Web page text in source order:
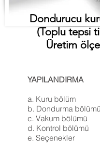
Dondurucu
(Toplu tepsi
Üretim
YAPILANDIRMA
a. Kuru bölüm
b. Dondurma bölümü
c. Vakum bölümü
d. Kontrol bölümü
e. Seçenekler